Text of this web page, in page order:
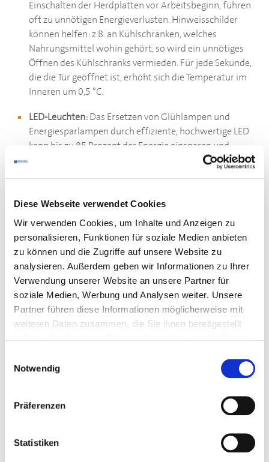
Diese Webseite verwendet Cookies
Wir verwenden Cookies, um Inhalte und Anzeigen zu
personalisieren, Funktionen für soziale Medien anbieten
zu können und die Zugriffe auf unsere Website zu
analysieren. Außerdem geben wir Informationen zu Ihrer
Verwendung unserer Website an unsere Partner für
soziale Medien, Werbung und Analysen weiter. Unsere
Partner führen diese Informationen möglicherweise mit
weiteren Daten zusammen, die Sie ihnen bereitgestellt
Notwendig
Präferenzen
Statistiken
Einschalten der Herdplatten vor Arbeitsbeginn, führen
oft zu unnötigen Energieverlusten. Hinweisschilder
können helfen: z.B. an Kühlschränken, welches
Nahrungsmittel wohin gehört, so wird ein unnötiges
Öffnen des Kühlschranks vermieden. Für jede Sekunde,
die die Tür geöffnet ist, erhöht sich die Temperatur im
Inneren um 0,5 °C.
LED-Leuchten:Das Ersetzen von Glühlampen und
Energiesparlampen durch effiziente, hochwertige LED
kann bis zu 85 Prozent der Energie einsparen und
defekte Leuchten müssen seltener ausgetauscht
geachtet werden, dass sie eine warmweiße
Farbtemperatur aufweisen. Dies ist durch die
Kennzeichnung 2700K auf der Rückseite der Verpackung
zu erkennen.
Zapfanlage:Bei kleineren Mengen reicht eine
Bierzapfanlage, bei der das Bierfass im Kühlschrank
gelagert wird. Wenn für größere Mengen eine
Zapfanlage mit einem Durchlaufkühler benötigt wird,
empfiehlt sich eine Anlage mit Trockenkühlung. Solch
eine Anlage ist bereits nach zehn Minuten einsatzbereit.
Wasserkühler benötigen dagegen eine Vorlaufzeit von
bis zu zwei Stunden.
Auch hier sollte beachtet werden,
dass das Gerät luftgekühlt und nicht wassergekühlt
luftgekühlte Eiswürfelbereiter verträgt zwar nicht so
hohe Umgebungstemperaturen (bis 35 °C) wie die